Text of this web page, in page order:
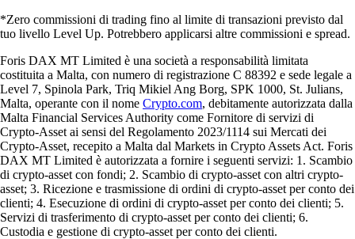
*Zero commissioni di trading fino al limite di transazioni previsto dal
tuo livello Level Up. Potrebbero applicarsi altre commissioni e spread.
Foris DAX MT Limited è una società a responsabilità limitata
costituita a Malta, con numero di registrazione C 88392 e sede legale a
Level 7, Spinola Park, Triq Mikiel Ang Borg, SPK 1000, St. Julians,
Malta, operante con il nome Crypto.com, debitamente autorizzata dalla
Malta Financial Services Authority come Fornitore di servizi di
Crypto-Asset ai sensi del Regolamento 2023/1114 sui Mercati dei
Crypto-Asset, recepito a Malta dal Markets in Crypto Assets Act. Foris
DAX MT Limited è autorizzata a fornire i seguenti servizi: 1. Scambio
di crypto-asset con fondi; 2. Scambio di crypto-asset con altri crypto-
asset; 3. Ricezione e trasmissione di ordini di crypto-asset per conto dei
clienti; 4. Esecuzione di ordini di crypto-asset per conto dei clienti; 5.
Servizi di trasferimento di crypto-asset per conto dei clienti; 6.
Custodia e gestione di crypto-asset per conto dei clienti.